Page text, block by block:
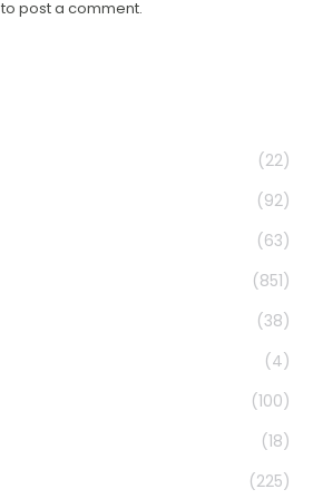
to post a comment.
(22)
(92)
(63)
(851)
(38)
(4)
(100)
(18)
(225)